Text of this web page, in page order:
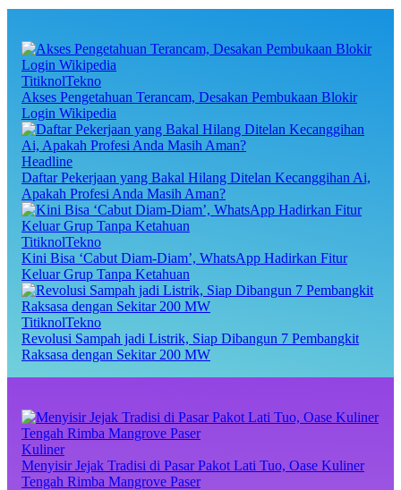
TitiknolTekno
Akses Pengetahuan Terancam, Desakan Pembukaan Blokir
Login Wikipedia
Headline
Daftar Pekerjaan yang Bakal Hilang Ditelan Kecanggihan Ai,
Apakah Profesi Anda Masih Aman?
TitiknolTekno
Kini Bisa ‘Cabut Diam-Diam’, WhatsApp Hadirkan Fitur
Keluar Grup Tanpa Ketahuan
TitiknolTekno
Revolusi Sampah jadi Listrik, Siap Dibangun 7 Pembangkit
Raksasa dengan Sekitar 200 MW
Kuliner
Menyisir Jejak Tradisi di Pasar Pakot Lati Tuo, Oase Kuliner
Tengah Rimba Mangrove Paser